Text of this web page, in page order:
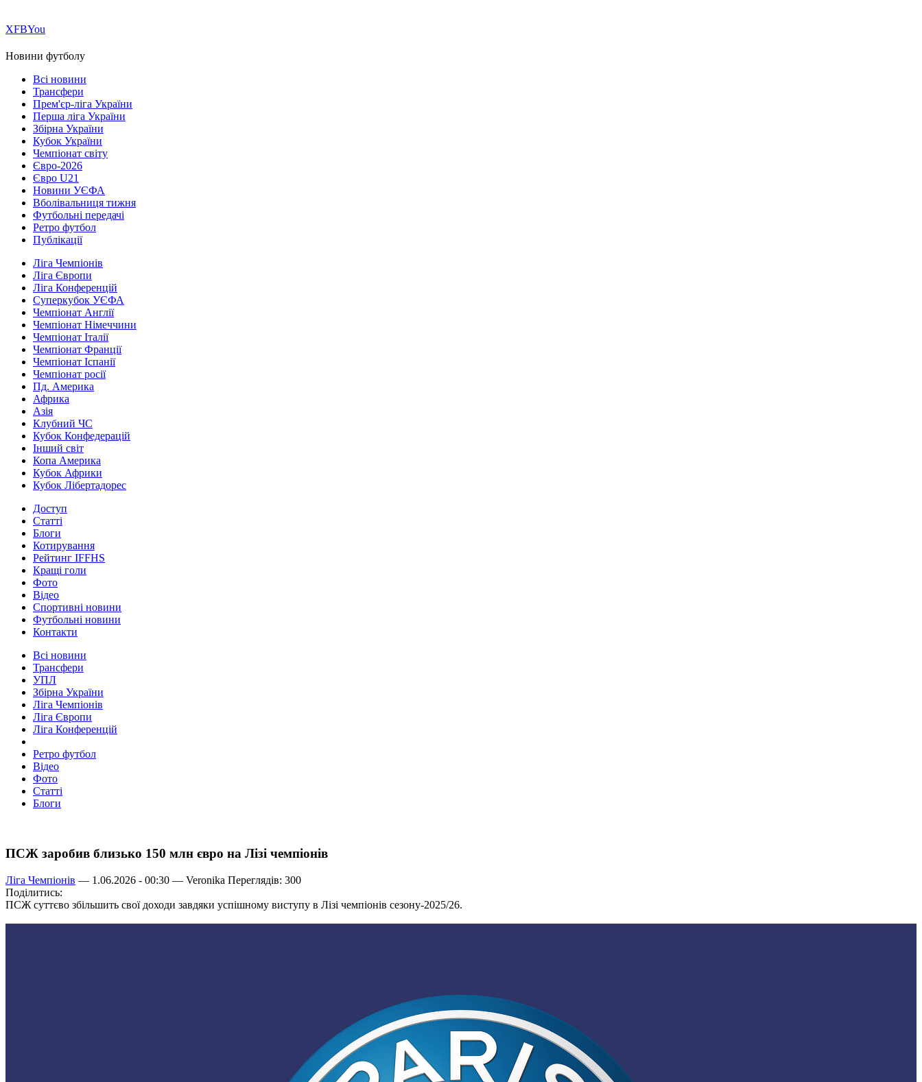
ХFBYou
Новини футболу
Всі новини
Трансфери
Прем'єр-ліга України
Перша ліга України
Збірна України
Кубок України
Чемпіонат світу
Євро-2026
Євро U21
Новини УЄФА
Вболівальниця тижня
Футбольні передачі
Ретро футбол
Публікації
Ліга Чемпіонів
Ліга Європи
Ліга Конференцій
Суперкубок УЄФА
Чемпіонат Англії
Чемпіонат Німеччини
Чемпіонат Італії
Чемпіонат Франції
Чемпіонат Іспанії
Чемпіонат росії
Пд. Америка
Африка
Азія
Клубний ЧС
Кубок Конфедерацій
Інший світ
Копа Америка
Кубок Африки
Кубок Лібертадорес
Доступ
Статті
Блоги
Котирування
Рейтинг IFFHS
Кращі голи
Фото
Відео
Спортивні новини
Футбольні новини
Контакти
Всі новини
Трансфери
УПЛ
Збірна України
Ліга Чемпіонів
Ліга Європи
Ліга Конференцій
Ретро футбол
Відео
Фото
Статті
Блоги
ПСЖ заробив близько 150 млн євро на Лізі чемпіонів
Ліга Чемпіонів — 1.06.2026 - 00:30 — Veronika Переглядів: 300
Поділитись:
ПСЖ суттєво збільшить свої доходи завдяки успішному виступу в Лізі чемпіонів сезону-2025/26.